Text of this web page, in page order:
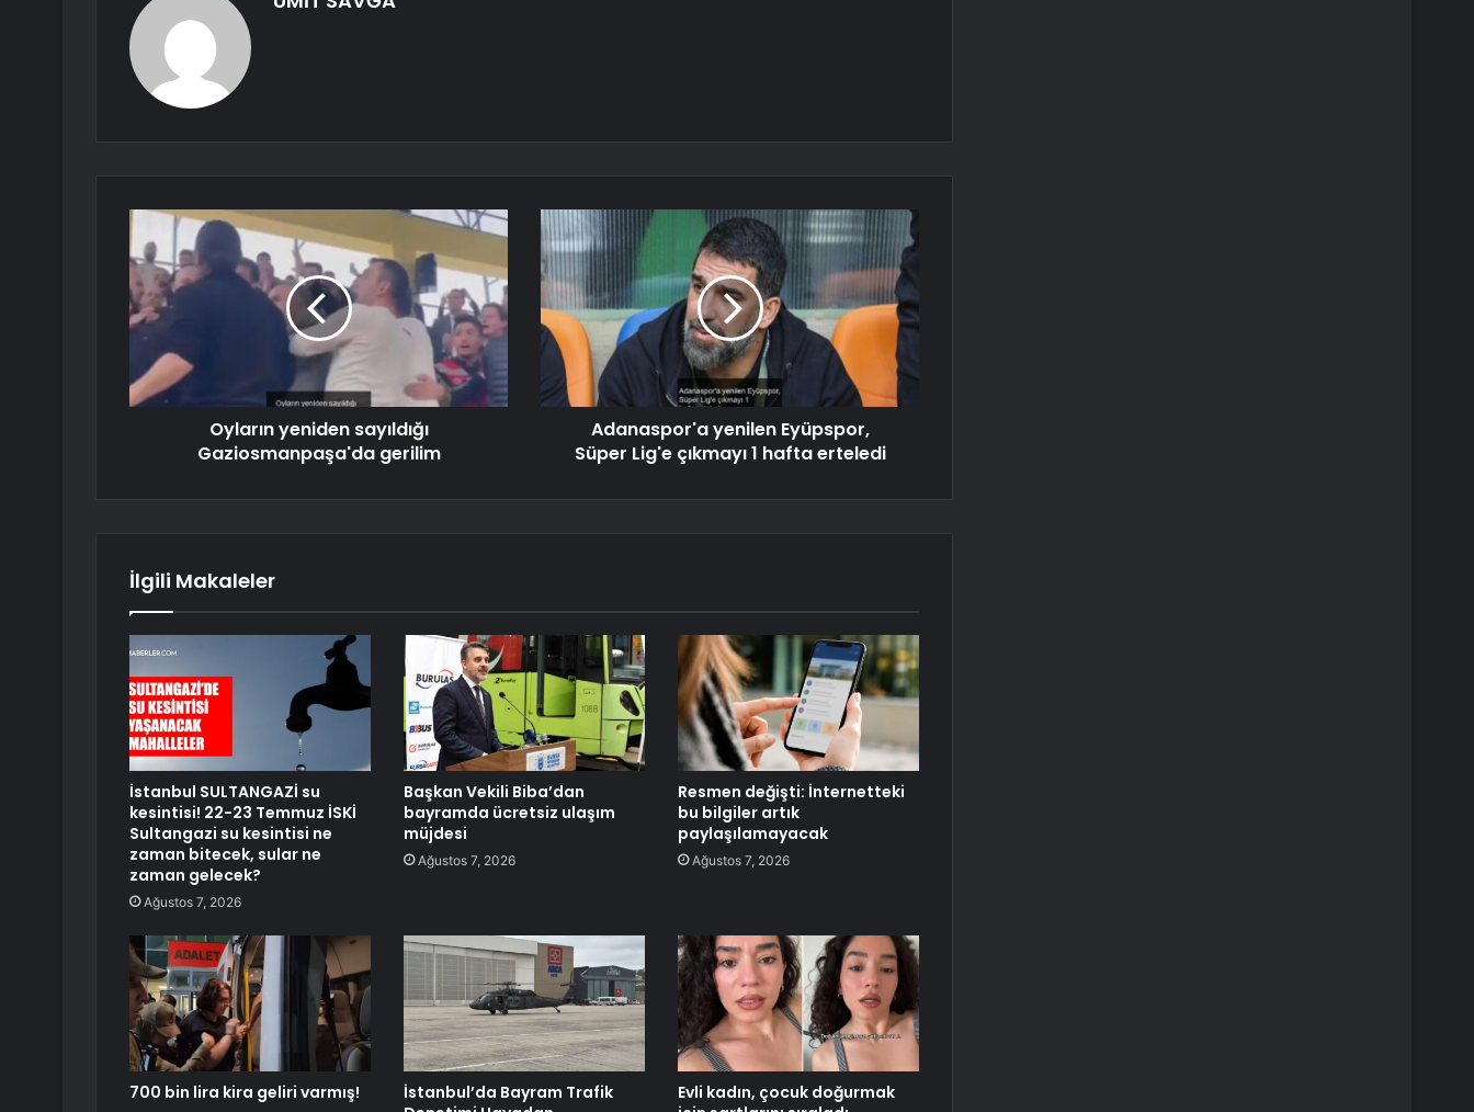
Oyların yeniden sayıldığı
Gaziosmanpaşa'da gerilim
Adanaspor'a yenilen Eyüpspor,
Süper Lig'e çıkmayı 1 hafta erteledi
İlgili Makaleler
İstanbul SULTANGAZİ su
kesintisi! 22-23 Temmuz İSKİ
Sultangazi su kesintisi ne
zaman bitecek, sular ne
zaman gelecek?
Ağustos 7, 2026
Başkan Vekili Biba’dan
bayramda ücretsiz ulaşım
müjdesi
Ağustos 7, 2026
Resmen değişti: İnternetteki
bu bilgiler artık
paylaşılamayacak
Ağustos 7, 2026
700 bin lira kira geliri varmış!
İstanbul’da Bayram Trafik
Evli kadın, çocuk doğurmak